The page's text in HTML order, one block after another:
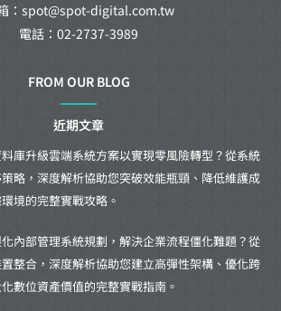
：spot@spot-digital.com.tw
電話：02-2737-3989
FROM OUR BLOG
近期文章
庫升級雲端系統方案以實現零風險轉型？從系統
略，深度解析協助您突破效能瓶頸、降低維護成
境的完整實戰攻略。
內部管理系統規劃，解決企業流程僵化難題？從
整合，深度解析協助您建立高彈性架構、優化跨
數位資產價值的完整實戰指南。